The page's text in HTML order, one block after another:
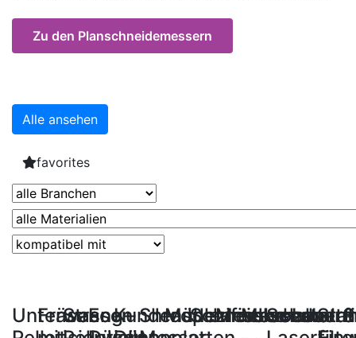
Zu den Planschneidemessern
Alle ansehen
favorites
Unterwasser-
Fräser
Strang-
EconKundenspezifische
Shredder-
Mühlenmesser
Schneidkronen
Messerhalter